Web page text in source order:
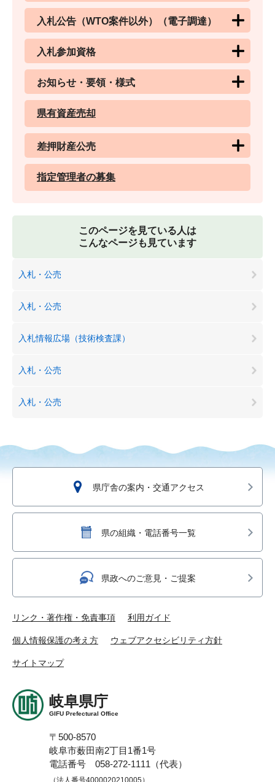
入札公告（WTO案件以外）（電子調達）
入札参加資格
お知らせ・要領・様式
県有資産売却
差押財産公売
指定管理者の募集
このページを見ている人は
こんなページも見ています
入札・公売
入札・公売
入札情報広場（技術検査課）
入札・公売
入札・公売
県庁舎の案内・交通アクセス
県の組織・電話番号一覧
県政へのご意見・ご提案
リンク・著作権・免責事項 利用ガイド
個人情報保護の考え方 ウェブアクセシビリティ方針
サイトマップ
岐阜県庁
GIFU Prefectural Office
〒500-8570
岐阜市薮田南2丁目1番1号
電話番号 058-272-1111（代表）
（法人番号4000020210005）